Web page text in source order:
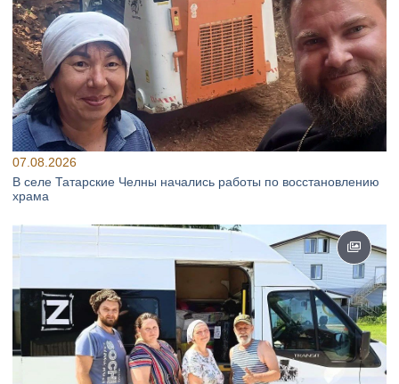
07.08.2026
В селе Татарские Челны начались работы по восстановлению
храма